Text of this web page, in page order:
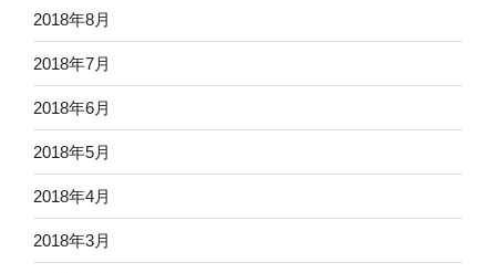
2018年8月
2018年7月
2018年6月
2018年5月
2018年4月
2018年3月